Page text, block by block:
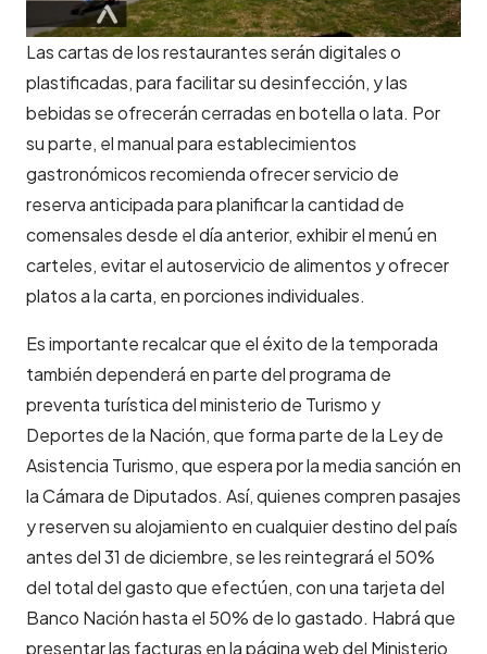
Las cartas de los restaurantes serán digitales o
plastificadas, para facilitar su desinfección, y las
bebidas se ofrecerán cerradas en botella o lata. Por
su parte, el manual para establecimientos
gastronómicos recomienda ofrecer servicio de
reserva anticipada para planificar la cantidad de
comensales desde el día anterior, exhibir el menú en
carteles, evitar el autoservicio de alimentos y ofrecer
platos a la carta, en porciones individuales.
Es importante recalcar que el éxito de la temporada
también dependerá en parte del programa de
preventa turística del ministerio de Turismo y
Deportes de la Nación, que forma parte de la Ley de
Asistencia Turismo, que espera por la media sanción en
la Cámara de Diputados. Así, quienes compren pasajes
y reserven su alojamiento en cualquier destino del país
antes del 31 de diciembre, se les reintegrará el 50%
del total del gasto que efectúen, con una tarjeta del
Banco Nación hasta el 50% de lo gastado. Habrá que
presentar las facturas en la página web del Ministerio